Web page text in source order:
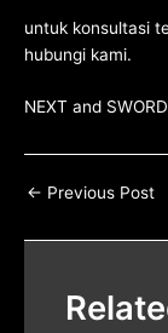
untuk konsultasi
hubungi kami.
NEXT and
← Previous Post